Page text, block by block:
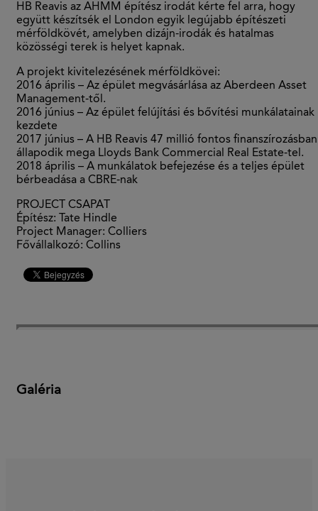
HB Reavis az AHMM építész irodát kérte fel arra, hogy
együtt készítsék el London egyik legújabb építészeti
mérföldkövét, amelyben dizájn-irodák és hatalmas
közösségi terek is helyet kapnak.
A projekt kivitelezésének mérföldkövei:
2016 április – Az épület megvásárlása az Aberdeen Asset
Management-től.
2016 június – Az épület felújítási és bővítési munkálatainak
kezdete
2017 június – A HB Reavis 47 millió fontos finanszírozásban
állapodik mega Lloyds Bank Commercial Real Estate-tel.
2018 április – A munkálatok befejezése és a teljes épület
bérbeadása a CBRE-nak
PROJECT CSAPAT
Építész: Tate Hindle
Project Manager: Colliers
Fővállalkozó: Collins
Galéria